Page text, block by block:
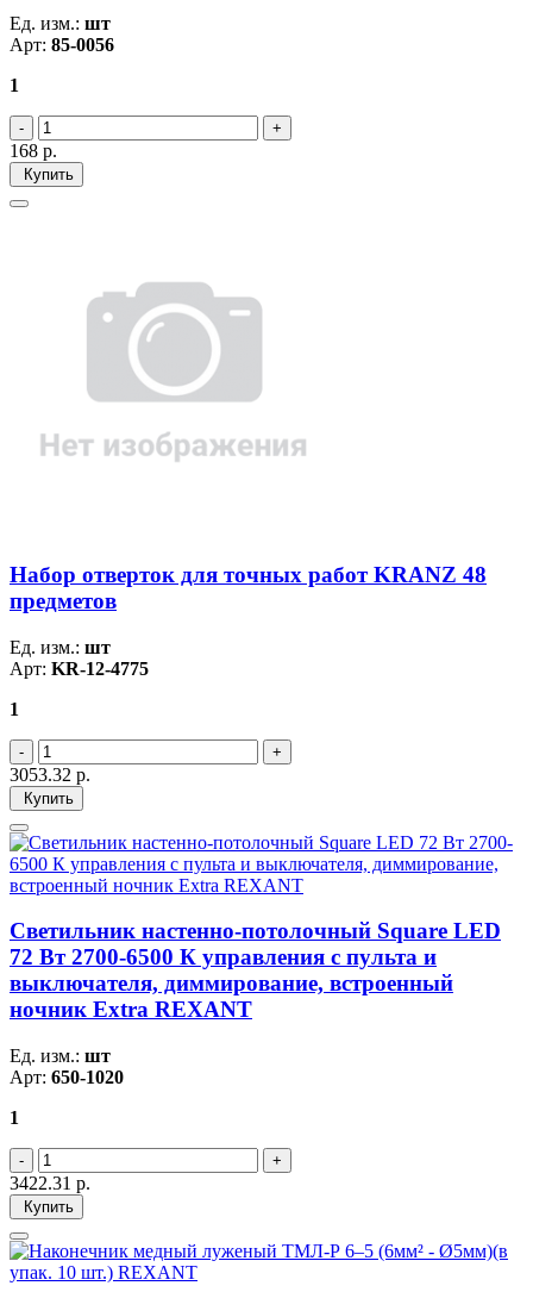
Ед. изм.: шт
Арт: 85-0056
1
168 р.
Купить
Набор отверток для точных работ KRANZ 48
предметов
Ед. изм.: шт
Арт: KR-12-4775
1
3053.32 р.
Купить
Светильник настенно-потолочный Square LED
72 Вт 2700-6500 К управления с пульта и
выключателя, диммирование, встроенный
ночник Extra REXANT
Ед. изм.: шт
Арт: 650-1020
1
3422.31 р.
Купить